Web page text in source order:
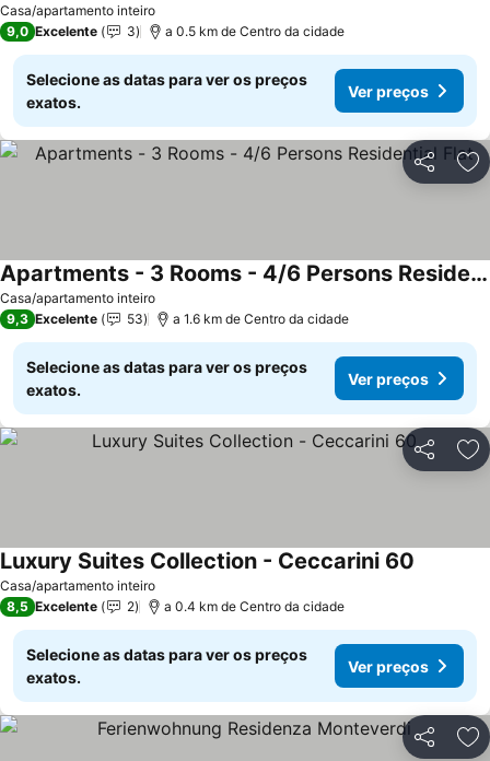
Casa/apartamento inteiro
9,0 Excelente 3 a 0.5 km de Centro da cidade
Selecione as datas para ver os preços
exatos.
Ver preços
Partilhar
Casa/apartamento inteiro
Apartments - 3 Rooms - 4/6 Persons Residential Flat
9,3 Excelente 53 a 1.6 km de Centro da cidade
Selecione as datas para ver os preços
exatos.
Ver preços
Partilhar
Casa/apartamento inteiro
Luxury Suites Collection - Ceccarini 60
8,5 Excelente 2 a 0.4 km de Centro da cidade
Selecione as datas para ver os preços
exatos.
Ver preços
Partilhar